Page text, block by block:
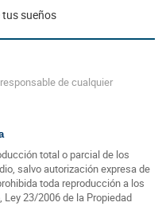
tus sueños
de cualquier
total o parcial de los
salvo autorización expresa de
toda reproducción a los
23/2006 de la Propiedad